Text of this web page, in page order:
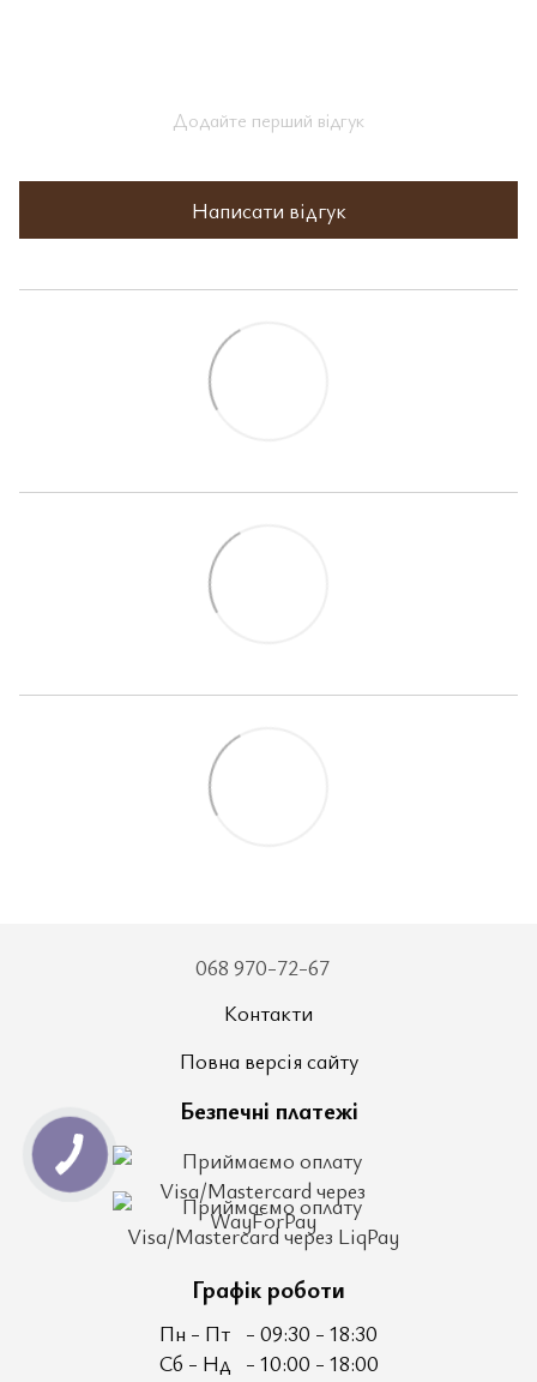
Додайте перший відгук
Написати відгук
068 970-72-67
Контакти
Повна версія сайту
Безпечні платежі
Графік роботи
Пн - Пт - 09:30 - 18:30
Сб - Нд - 10:00 - 18:00